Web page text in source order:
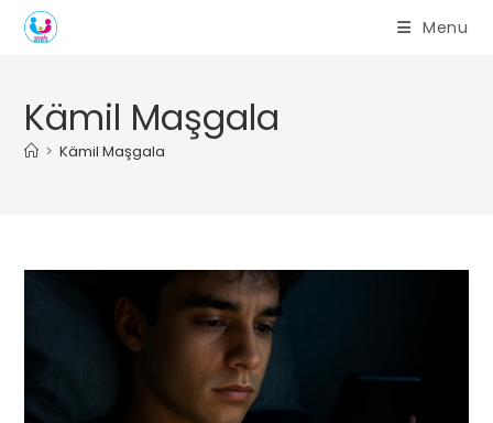
Skip
Menu
Kämil Maşgala
> Kämil Maşgala